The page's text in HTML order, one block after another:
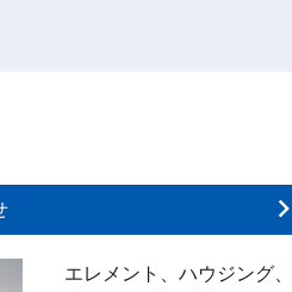
エレメント、ハウジング